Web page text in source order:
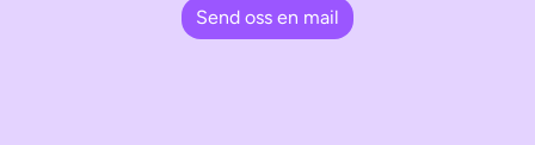
Send oss en mail